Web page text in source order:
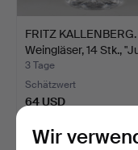
FRITZ KALLENBERG.
Weingläser, 14 Stk.,
3 Tage
Schätzwert
64 USD
Wir